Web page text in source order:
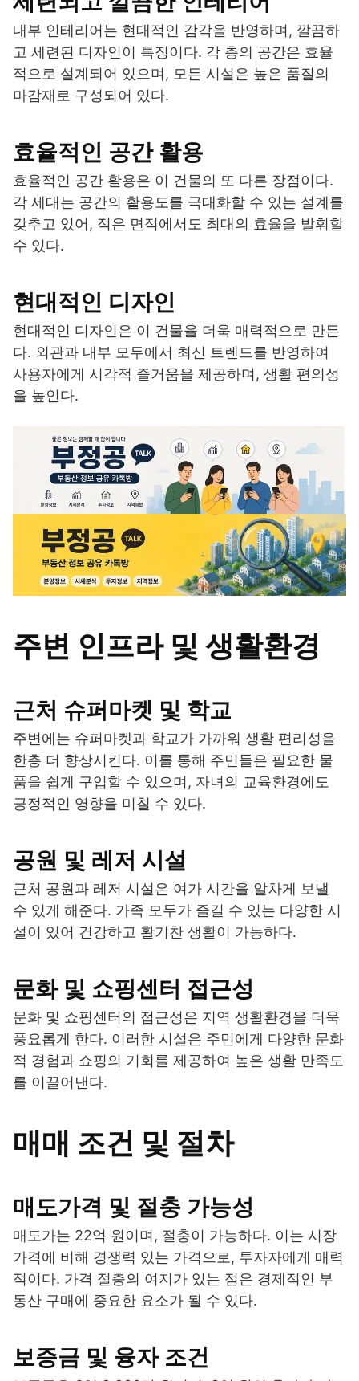
내부 인테리어는 현대적인 감각을 반영하며, 깔끔하
고 세련된 디자인이 특징이다. 각 층의 공간은 효율
적으로 설계되어 있으며, 모든 시설은 높은 품질의
마감재로 구성되어 있다.
효율적인 공간 활용
효율적인 공간 활용은 이 건물의 또 다른 장점이다.
각 세대는 공간의 활용도를 극대화할 수 있는 설계를
갖추고 있어, 적은 면적에서도 최대의 효율을 발휘할
수 있다.
현대적인 디자인
현대적인 디자인은 이 건물을 더욱 매력적으로 만든
다. 외관과 내부 모두에서 최신 트렌드를 반영하여
사용자에게 시각적 즐거움을 제공하며, 생활 편의성
을 높인다.
주변 인프라 및 생활환경
근처 슈퍼마켓 및 학교
주변에는 슈퍼마켓과 학교가 가까워 생활 편리성을
한층 더 향상시킨다. 이를 통해 주민들은 필요한 물
품을 쉽게 구입할 수 있으며, 자녀의 교육환경에도
긍정적인 영향을 미칠 수 있다.
공원 및 레저 시설
근처 공원과 레저 시설은 여가 시간을 알차게 보낼
수 있게 해준다. 가족 모두가 즐길 수 있는 다양한 시
설이 있어 건강하고 활기찬 생활이 가능하다.
문화 및 쇼핑센터 접근성
문화 및 쇼핑센터의 접근성은 지역 생활환경을 더욱
풍요롭게 한다. 이러한 시설은 주민에게 다양한 문화
적 경험과 쇼핑의 기회를 제공하여 높은 생활 만족도
를 이끌어낸다.
매매 조건 및 절차
매도가격 및 절충 가능성
매도가는 22억 원이며, 절충이 가능하다. 이는 시장
가격에 비해 경쟁력 있는 가격으로, 투자자에게 매력
적이다. 가격 절충의 여지가 있는 점은 경제적인 부
동산 구매에 중요한 요소가 될 수 있다.
보증금 및 융자 조건